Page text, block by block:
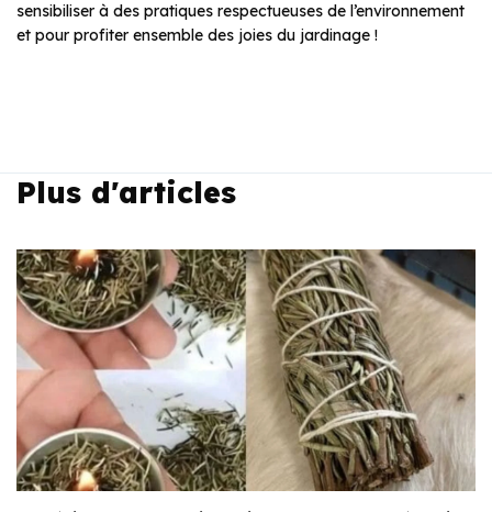
sensibiliser à des pratiques respectueuses de l’environnement
et pour profiter ensemble des joies du jardinage !
Plus d'articles